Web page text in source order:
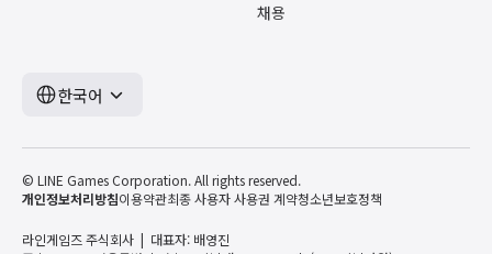
채용
한국어
© LINE Games Corporation. All rights reserved.
개인정보처리방침이용약관최종 사용자 사용권 계약청소년보호정책
라인게임즈 주식회사
대표자: 배영진